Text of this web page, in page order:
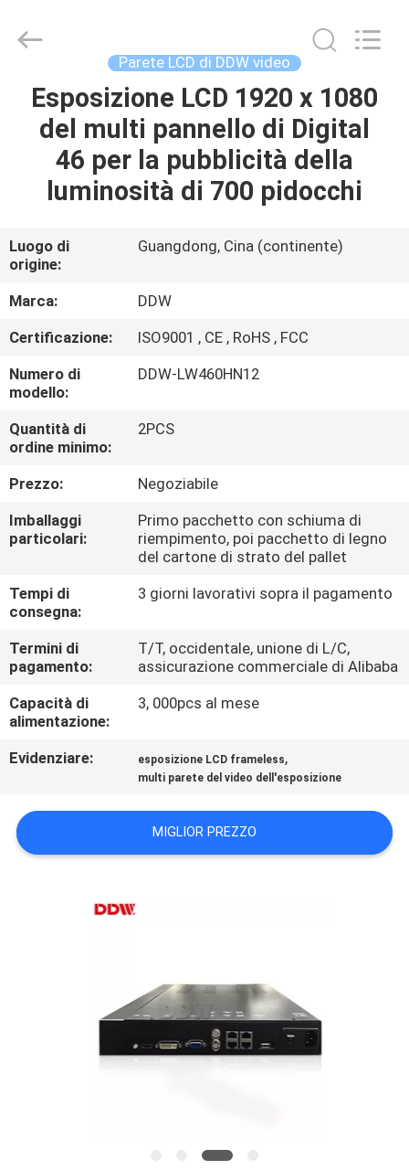
CASA
PRODOTTI
NOI
GIRO
DELLA
FABBRICA
CONTROLLO
DI
QUALITÀ
CONTATTICI
NOTIZIE
RICHIEDA
UNA
CITAZIONE
CENTER
Ltd..
Developed
Parete LCD di DDW video
Esposizione LCD 1920 x 1080
del multi pannello di Digital
46 per la pubblicità della
luminosità di 700 pidocchi
Luogo di
origine:
Guangdong, Cina (continente)
Marca:
DDW
Certificazione:
ISO9001 , CE , RoHS , FCC
Numero di
modello:
DDW-LW460HN12
Quantità di
ordine minimo:
2PCS
Prezzo:
Negoziabile
Imballaggi
particolari:
Primo pacchetto con schiuma di
riempimento, poi pacchetto di legno
del cartone di strato del pallet
Tempi di
consegna:
3 giorni lavorativi sopra il pagamento
Termini di
pagamento:
T/T, occidentale, unione di L/C,
assicurazione commerciale di Alibaba
Capacità di
alimentazione:
3, 000pcs al mese
Evidenziare: esposizione LCD frameless,
multi parete del video dell'esposizione
MIGLIOR PREZZO